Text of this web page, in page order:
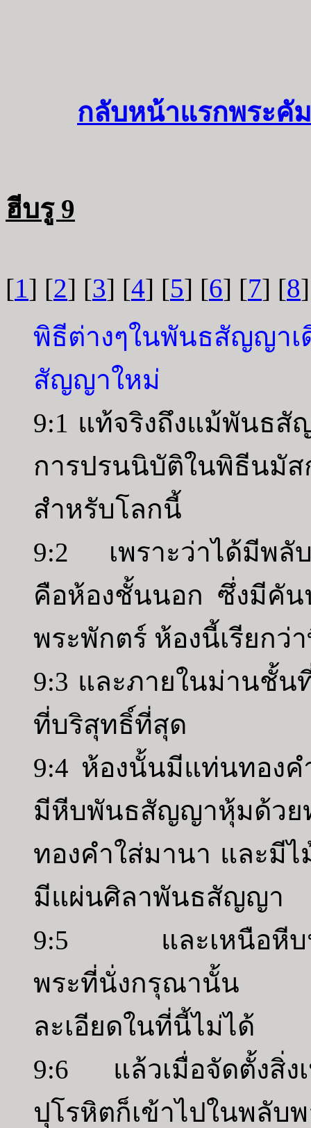
กลับหน้าแรกพระคั
ฮีบรู 9
[1] [2] [3] [4] [5] [6] [7] [8
พิธีต่างๆในพันธสัญญาเ
สัญญาใหม่
9:1 แท้จริงถึงแม้พันธสั
การปรนนิบัติในพิธีนมั
สำหรับโลกนี้
9:2 เพราะว่าได้มีพลับ
คือห้องชั้นนอก ซึ่งมีคั
พระพักตร์ ห้องนี้เรียกว่
9:3 และภายในม่านชั้น
ที่บริสุทธิ์ที่สุด
9:4 ห้องนั้นมีแท่นทองค
มีหีบพันธสัญญาหุ้มด้ว
ทองคำใส่มานา และมี
มีแผ่นศิลาพันธสัญญา
9:5 และเหนือหีบนั้น
พระที่นั่งกรุณานั้น สิ่
ละเอียดในที่นี้ไม่ได้
9:6 แล้วเมื่อจัดตั้งสิ่
ปุโรหิตก็เข้าไปในพลับ